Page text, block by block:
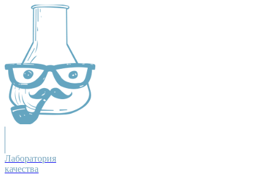
Лаборатория
качества